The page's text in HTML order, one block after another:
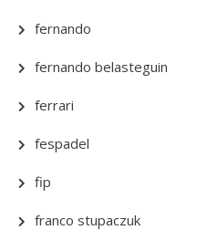
fernando
fernando belasteguin
ferrari
fespadel
fip
franco stupaczuk